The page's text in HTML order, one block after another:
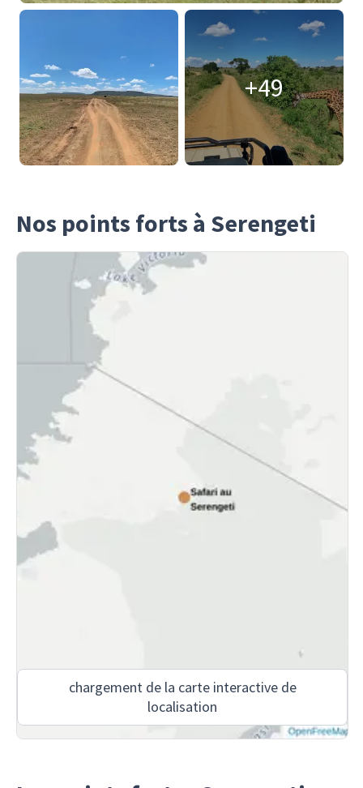
+49
Nos points forts à Serengeti
chargement de la carte interactive de
localisation